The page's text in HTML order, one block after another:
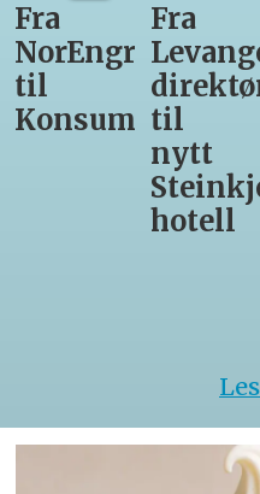
12
lærlinger
får
være
Servering
Fra
til
Matprat